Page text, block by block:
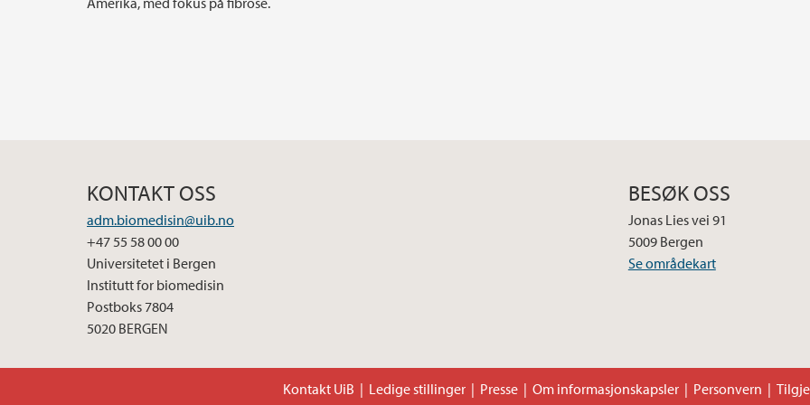
KONTAKT OSS
adm.biomedisin@uib.no
+47 55 58 00 00
Universitetet i Bergen
Institutt for biomedisin
Postboks 7804
5020 BERGEN
BESØK OSS
Jonas Lies vei 91
5009 Bergen
Se områdekart
Kontakt UiB Ledige stillinger Presse Om informasjonskapsler Personvern